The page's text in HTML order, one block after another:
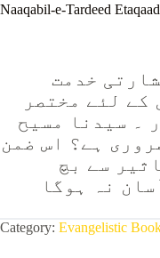
Naaqabil-e-Tardeed Etaqaad
خدمت
کے لئے مختصر
۔ سیدنا مسیح
ہے؟ اس ضمن
سے بچ
نہ ہوگا
Category: Evangelistic